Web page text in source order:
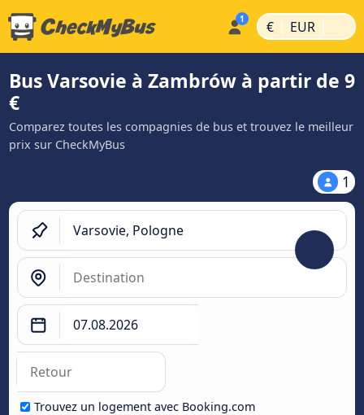
€ | EUR |
Bus Varsovie à Zambrów à partir de 9
€
Comparez toutes les compagnies de bus et trouvez le meilleur
prix sur CheckMyBus
1
Trouvez un logement avec Booking.com